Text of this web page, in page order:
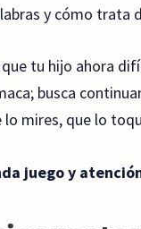
y cómo trata
tu hijo ahora
busca
lo mires, que lo
juego y